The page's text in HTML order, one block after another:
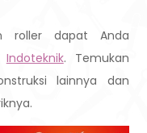
roller dapat Anda
Indoteknik. Temukan
lainnya dan